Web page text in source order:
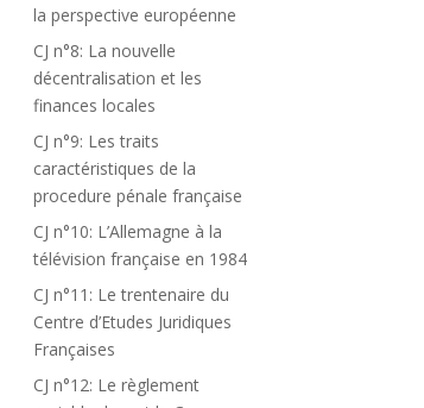
la perspective européenne
CJ n°8: La nouvelle
décentralisation et les
finances locales
CJ n°9: Les traits
caractéristiques de la
procedure pénale française
CJ n°10: L’Allemagne à la
télévision française en 1984
CJ n°11: Le trentenaire du
Centre d’Etudes Juridiques
Françaises
CJ n°12: Le règlement